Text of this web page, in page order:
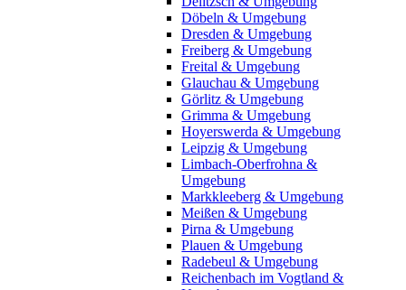
Döbeln & Umgebung
Dresden & Umgebung
Freiberg & Umgebung
Freital & Umgebung
Glauchau & Umgebung
Görlitz & Umgebung
Grimma & Umgebung
Hoyerswerda & Umgebung
Leipzig & Umgebung
Limbach-Oberfrohna &
Umgebung
Markkleeberg & Umgebung
Meißen & Umgebung
Pirna & Umgebung
Plauen & Umgebung
Radebeul & Umgebung
Reichenbach im Vogtland &